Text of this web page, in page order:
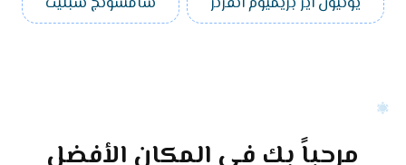
مرحباً بك في المكان الأفضل